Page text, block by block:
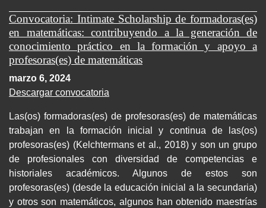
Convocatoria: Intimate Scholarship de formadoras(es)
en matemáticas: contribuyendo a la generación de
conocimiento práctico en la formación y apoyo a
profesoras(es) de matemáticas
marzo 6, 2024
Descargar convocatoria
Las(os) formadoras(es) de profesoras(es) de matemáticas
trabajan en la formación inicial y continua de las(os)
profesoras(es) (Kelchtermans et al., 2018) y son un grupo
de profesionales con diversidad de competencias e
historiales académicos. Algunos de estos son
profesoras(es) (desde la educación inicial a la secundaria)
y otros son matemáticos, algunos han obtenido maestrías